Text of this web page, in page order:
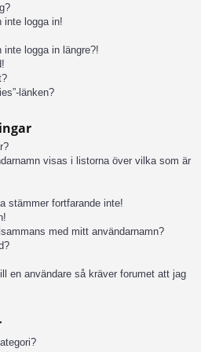
inte logga in!
logga in längre?!
länken?
visas i listorna över vilka som är
stämmer fortfarande inte!
med mitt användarnamn?
en användare så kräver forumet att jag